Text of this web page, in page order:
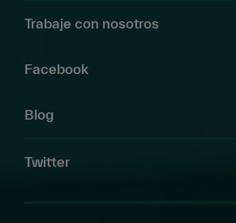
Trabaje con nosotros
Facebook
Blog
Twitter